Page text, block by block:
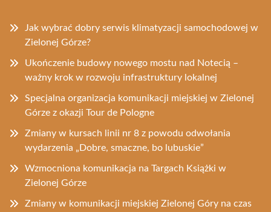
Jak wybrać dobry serwis klimatyzacji samochodowej w
Zielonej Górze?
Ukończenie budowy nowego mostu nad Notecią –
ważny krok w rozwoju infrastruktury lokalnej
Specjalna organizacja komunikacji miejskiej w Zielonej
Górze z okazji Tour de Pologne
Zmiany w kursach linii nr 8 z powodu odwołania
wydarzenia „Dobre, smaczne, bo lubuskie”
Wzmocniona komunikacja na Targach Książki w
Zielonej Górze
Zmiany w komunikacji miejskiej Zielonej Góry na czas